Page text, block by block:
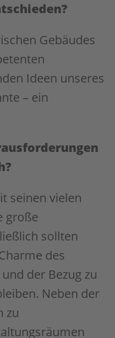
Gebäudes
Ideen unseres
– ein
seinen vielen
große
sollten
des
der Bezug zu
Neben der
zu